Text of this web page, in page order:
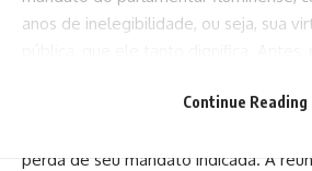
anos de inelegibilidade, ou seja, sua
levado (março deste ano) ao Conselho
perda de seu mandato indicada. A
Continue Reading